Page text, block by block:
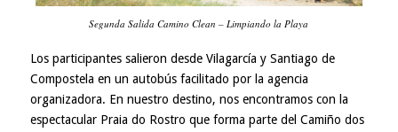
Segunda Salida Camino Clean – Limpiando la Playa
Los participantes salieron desde Vilagarcía y Santiago de
Compostela en un autobús facilitado por la agencia
organizadora. En nuestro destino, nos encontramos con la
espectacular Praia do Rostro que forma parte del Camiño dos